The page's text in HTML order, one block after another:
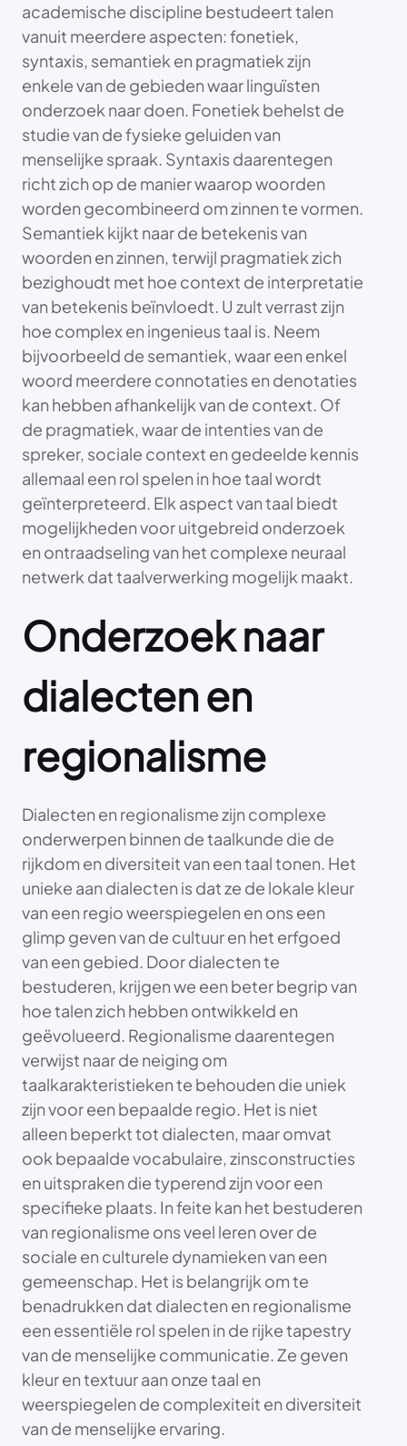
academische discipline bestudeert talen
vanuit meerdere aspecten: fonetiek,
syntaxis, semantiek en pragmatiek zijn
enkele van de gebieden waar linguïsten
onderzoek naar doen. Fonetiek behelst de
studie van de fysieke geluiden van
menselijke spraak. Syntaxis daarentegen
richt zich op de manier waarop woorden
worden gecombineerd om zinnen te vormen.
Semantiek kijkt naar de betekenis van
woorden en zinnen, terwijl pragmatiek zich
bezighoudt met hoe context de interpretatie
van betekenis beïnvloedt. U zult verrast zijn
hoe complex en ingenieus taal is. Neem
bijvoorbeeld de semantiek, waar een enkel
woord meerdere connotaties en denotaties
kan hebben afhankelijk van de context. Of
de pragmatiek, waar de intenties van de
spreker, sociale context en gedeelde kennis
allemaal een rol spelen in hoe taal wordt
geïnterpreteerd. Elk aspect van taal biedt
mogelijkheden voor uitgebreid onderzoek
en ontraadseling van het complexe neuraal
netwerk dat taalverwerking mogelijk maakt.
Onderzoek naar
dialecten en
regionalisme
Dialecten en regionalisme zijn complexe
onderwerpen binnen de taalkunde die de
rijkdom en diversiteit van een taal tonen. Het
unieke aan dialecten is dat ze de lokale kleur
van een regio weerspiegelen en ons een
glimp geven van de cultuur en het erfgoed
van een gebied. Door dialecten te
bestuderen, krijgen we een beter begrip van
hoe talen zich hebben ontwikkeld en
geëvolueerd. Regionalisme daarentegen
verwijst naar de neiging om
taalkarakteristieken te behouden die uniek
zijn voor een bepaalde regio. Het is niet
alleen beperkt tot dialecten, maar omvat
ook bepaalde vocabulaire, zinsconstructies
en uitspraken die typerend zijn voor een
specifieke plaats. In feite kan het bestuderen
van regionalisme ons veel leren over de
sociale en culturele dynamieken van een
gemeenschap. Het is belangrijk om te
benadrukken dat dialecten en regionalisme
een essentiële rol spelen in de rijke tapestry
van de menselijke communicatie. Ze geven
kleur en textuur aan onze taal en
weerspiegelen de complexiteit en diversiteit
van de menselijke ervaring.